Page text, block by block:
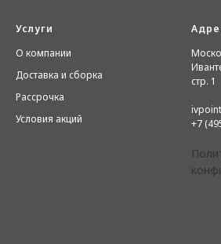
Услуги
О компании
Доставка и сборка
Рассрочка
Условия акций
стр. 1
+7